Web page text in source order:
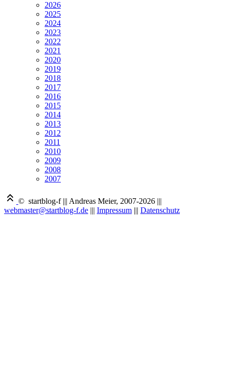
2026
2025
2024
2023
2022
2021
2020
2019
2018
2017
2016
2015
2014
2013
2012
2011
2010
2009
2008
2007
© startblog-f ||| Andreas Meier, 2007-2026 |||
webmaster@startblog-f.de ||| Impressum ||| Datenschutz